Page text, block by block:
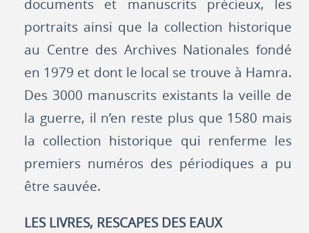
documents et manuscrits précieux, les
portraits ainsi que la collection historique
au Centre des Archives Nationales fondé
en 1979 et dont le local se trouve à Hamra.
Des 3000 manuscrits existants la veille de
la guerre, il n’en reste plus que 1580 mais
la collection historique qui renferme les
premiers numéros des périodiques a pu
être sauvée.
LES LIVRES, RESCAPES DES EAUX